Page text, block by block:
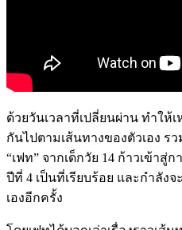
ด้วยวันเวลาที่เปลี่ยนผ่าน ทำให้
กันไปตามเส้นทางของตัวเอง ร
“เฟท” จากเด็กวัย 14 ก้าวเข้าสู่
ปีที่ 4 เป็นที่เรียบร้อย และกำลัง
เองอีกครั้ง